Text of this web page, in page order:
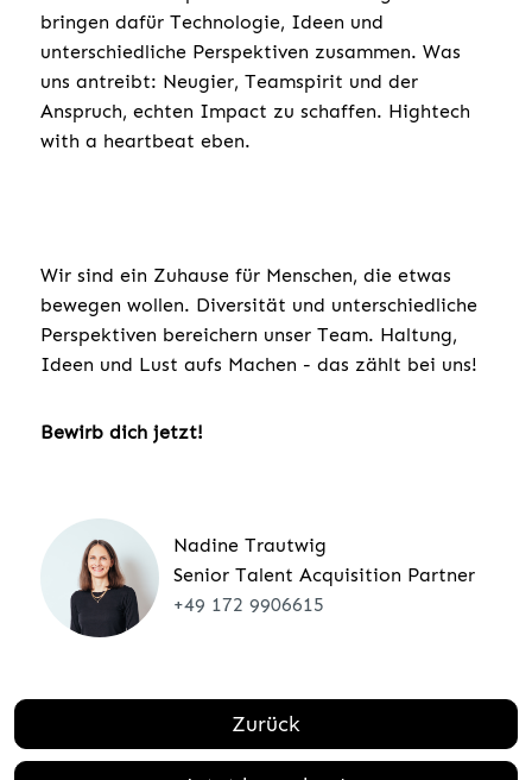
bringen dafür Technologie, Ideen und
unterschiedliche Perspektiven zusammen. Was
uns antreibt: Neugier, Teamspirit und der
Anspruch, echten Impact zu schaffen. Hightech
with a heartbeat eben.
Wir sind ein Zuhause für Menschen, die etwas
bewegen wollen. Diversität und unterschiedliche
Perspektiven bereichern unser Team. Haltung,
Ideen und Lust aufs Machen - das zählt bei uns!
Bewirb dich jetzt!
Nadine Trautwig
Senior Talent Acquisition Partner
+49 172 9906615
Zurück